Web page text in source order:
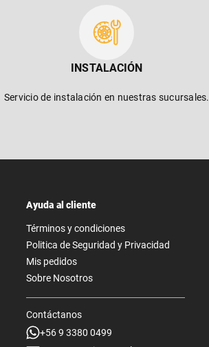
INSTALACIÓN
Servicio de instalación en nuestras sucursales.
Ayuda al cliente
Términos y condiciones
Politica de Seguridad y Privacidad
Mis pedidos
Sobre Nosotros
Contáctanos
+56 9 3380 0499